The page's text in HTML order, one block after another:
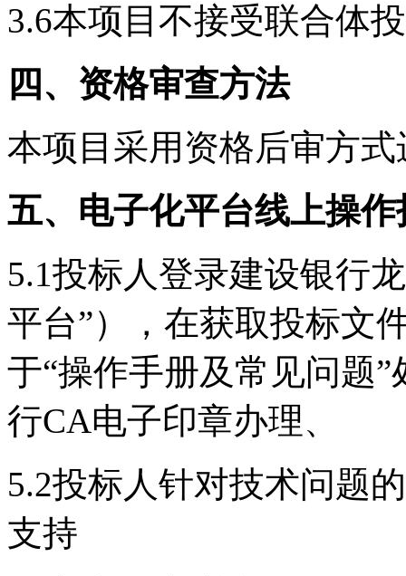
3.6本项目不接受联合体
四、资格审查方法
本项目采用资格后审方
五、电子化平台线上操作
5.1投标人登录建设银行
平台”），在获取投标文
于“操作手册及常见问题
行CA电子印章办理、
5.2投标人针对技术问题
支持